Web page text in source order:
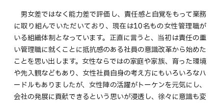
男女差ではなく能力差で評価し、責任感と自覚をもって業務
に取り組んでいただいており、現在は10名もの女性管理職が
いる組織体制となっています。正直に言うと、当初は責任の重
い管理職に就くことに抵抗感のある社員の意識改革から始めた
ことを思い出します。女性ならではの家庭や家族、育った環境
や先入観などもあり、女性社員自身の考え方にもいろいろなハ
ードルもありましたが、女性陣の活躍がトーケンを元気にし、
会社の発展に貢献できるという思いが浸透し、徐々に意識も変